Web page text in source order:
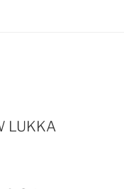
LUKKA